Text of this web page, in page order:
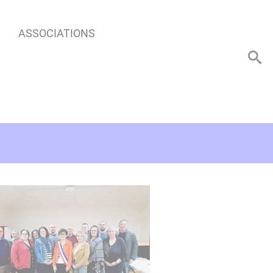
ASSOCIATIONS